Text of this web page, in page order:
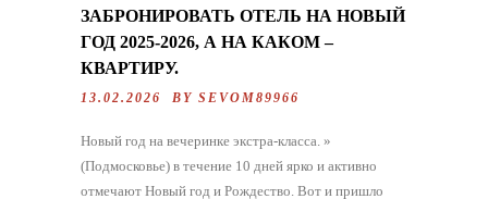
ЗАБРОНИРОВАТЬ ОТЕЛЬ НА НОВЫЙ
ГОД 2025-2026, А НА КАКОМ –
КВАРТИРУ.
13.02.2026 BY SEVOM89966
Новый год на вечеринке экстра-класса. »
(Подмосковье) в течение 10 дней ярко и активно
отмечают Новый год и Рождество. Вот и пришло